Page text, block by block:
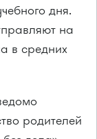
дня.
на
в средних
родителей